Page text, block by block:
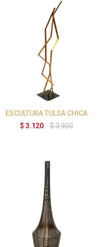
ESCULTURA TULSA CHICA
$ 3.120 $3.900